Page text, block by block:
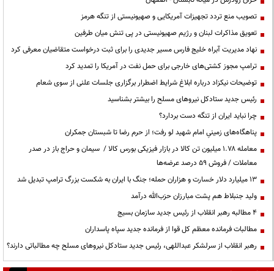
تصویب منع تردد تجهیزات آمریکایی و صهیونیستی از تنگه هرمز
تعویق مذاکرات لبنان و رژیم صهیونیستی در پی تنش میان طرفین
نهاد مدیریت آبراه خلیج فارس مسیر جدیدی را برای ثبت درخواست متقاضیان معرفی کرد
ترامپ مجوز کشتی‌های خارجی برای حمل نفت در آمریکا را تمدید کرد
توضیحات نیکزاد درباره ابلاغ شرایط اضطرار برگزاری جلسات علنی از سوی شعام
رئیس جدید ستادکل نیروهای مسلح را بیشتر بشناسید
چرا نباید ایران از تنگه دست بردارد؟
پناهگاه‌های زمینیِ امام شهید لو رفت؛ از حرم رضا تا شبستان جمکران
معامله ۱.۷۸ میلیون تن کالا در بازار فیزیکی بورس کالا / سیمان و حراج باز در صدر
معاملات / فروش ۵۹ درصد عرضه‌ها
۱۳ میلیارد دلار خسارت و هزاران حمله؛ جنگ با ایران به شکست بزرگ ترامپ تبدیل شد
ولید جنبلاط هم پشت مبارزان حزب‌الله درآمد
۴ مطالبه رهبر انقلاب از رئیس جدید سازمان بسیج
مطالبات فرمانده معظم کل قوا از فرمانده جدید سپاه پاسداران
رهبر انقلاب از سرلشکر عبداللهی، رئیس جدید ستادکل نیروهای مسلح چه مطالباتی دارند؟